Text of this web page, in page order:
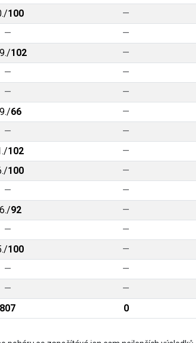
100 —
— —
102 —
— —
— —
66 —
— —
102 —
100 —
— —
92 —
— —
100 —
— —
— —
807 0